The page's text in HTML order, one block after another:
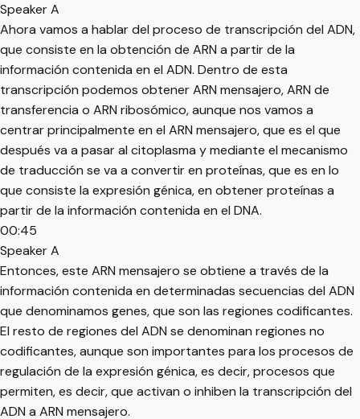
Speaker A
Ahora vamos a hablar del proceso de transcripción del ADN,
que consiste en la obtención de ARN a partir de la
información contenida en el ADN. Dentro de esta
transcripción podemos obtener ARN mensajero, ARN de
transferencia o ARN ribosómico, aunque nos vamos a
centrar principalmente en el ARN mensajero, que es el que
después va a pasar al citoplasma y mediante el mecanismo
de traducción se va a convertir en proteínas, que es en lo
que consiste la expresión génica, en obtener proteínas a
partir de la información contenida en el DNA.
00:45
Speaker A
Entonces, este ARN mensajero se obtiene a través de la
información contenida en determinadas secuencias del ADN
que denominamos genes, que son las regiones codificantes.
El resto de regiones del ADN se denominan regiones no
codificantes, aunque son importantes para los procesos de
regulación de la expresión génica, es decir, procesos que
permiten, es decir, que activan o inhiben la transcripción del
ADN a ARN mensajero.